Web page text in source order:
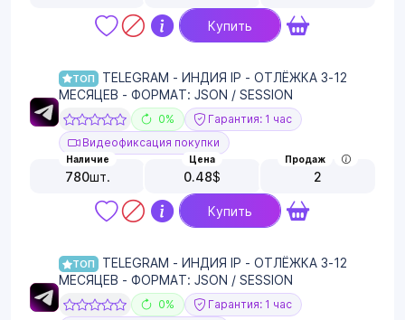
Купить
ТОП
TELEGRAM - ИНДИЯ IP - ОТЛЁЖКА 3-12
МЕСЯЦЕВ - ФОРМАТ: JSON / SESSION
0%
Гарантия: 1 час
Видеофиксация покупки
Наличие
780шт.
Цена
0.48$
Продаж
2
Купить
ТОП
TELEGRAM - ИНДИЯ IP - ОТЛЁЖКА 3-12
МЕСЯЦЕВ - ФОРМАТ: JSON / SESSION
0%
Гарантия: 1 час